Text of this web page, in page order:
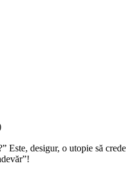
Este, desigur, o utopie să